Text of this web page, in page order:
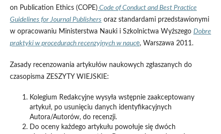
on Publication Ethics (COPE) Code of Conduct and Best Practice
Guidelines for Journal Publishers oraz standardami przedstawionymi
w opracowaniu Ministerstwa Nauki i Szkolnictwa Wyższego Dobre
praktyki w procedurach recenzyjnych w nauce, Warszawa 2011.
Zasady recenzowania artykułów naukowych zgłaszanych do
czasopisma ZESZYTY WIEJSKIE:
Kolegium Redakcyjne wysyła wstępnie zaakceptowany
artykuł, po usunięciu danych identyfikacyjnych
Autora/Autorów, do recenzji.
Do oceny każdego artykułu powołuje się dwóch